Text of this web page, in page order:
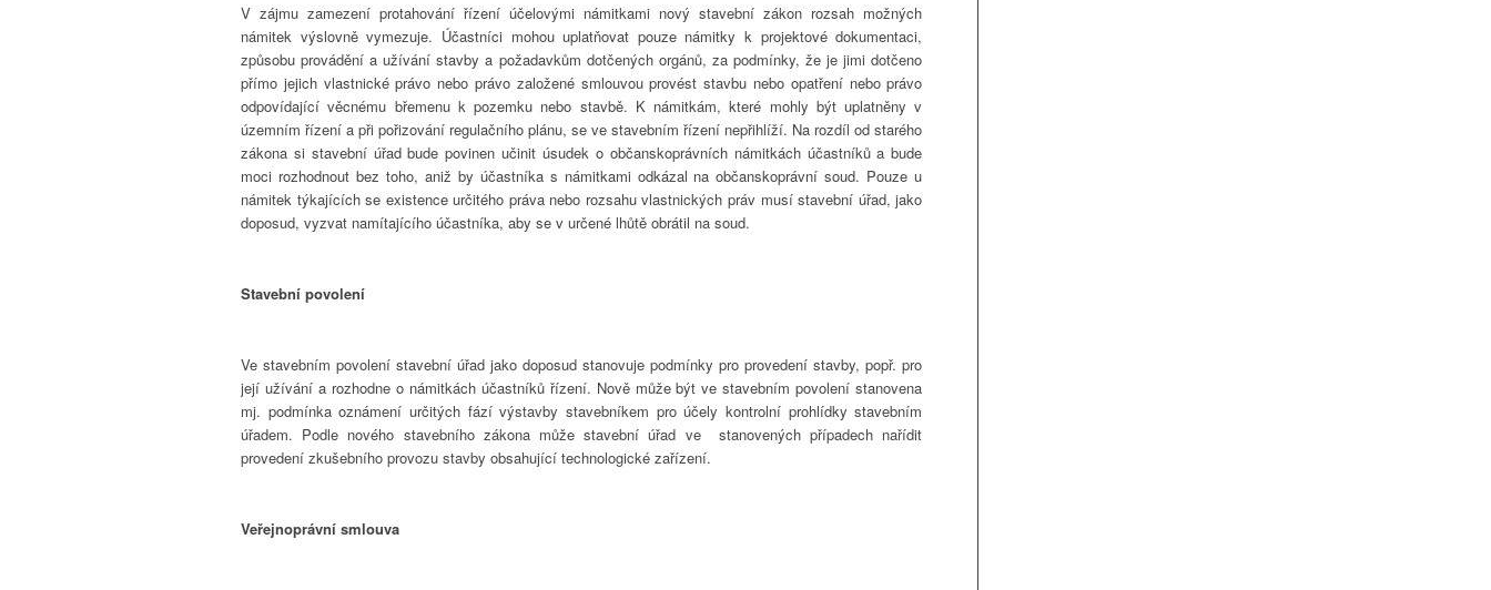
V zájmu zamezení protahování řízení účelovými námitkami nový stavební zákon rozsah možných
námitek výslovně vymezuje. Účastníci mohou uplatňovat pouze námitky k projektové dokumentaci,
způsobu provádění a užívání stavby a požadavkům dotčených orgánů, za podmínky, že je jimi dotčeno
přímo jejich vlastnické právo nebo právo založené smlouvou provést stavbu nebo opatření nebo právo
odpovídající věcnému břemenu k pozemku nebo stavbě. K námitkám, které mohly být uplatněny v
územním řízení a při pořizování regulačního plánu, se ve stavebním řízení nepřihlíží. Na rozdíl od starého
zákona si stavební úřad bude povinen učinit úsudek o občanskoprávních námitkách účastníků a bude
moci rozhodnout bez toho, aniž by účastníka s námitkami odkázal na občanskoprávní soud. Pouze u
námitek týkajících se existence určitého práva nebo rozsahu vlastnických práv musí stavební úřad, jako
doposud, vyzvat namítajícího účastníka, aby se v určené lhůtě obrátil na soud.
Stavební povolení
Ve stavebním povolení stavební úřad jako doposud stanovuje podmínky pro provedení stavby, popř. pro
její užívání a rozhodne o námitkách účastníků řízení. Nově může být ve stavebním povolení stanovena
mj. podmínka oznámení určitých fází výstavby stavebníkem pro účely kontrolní prohlídky stavebním
úřadem. Podle nového stavebního zákona může stavební úřad ve stanovených případech nařídit
provedení zkušebního provozu stavby obsahující technologické zařízení.
Veřejnoprávní smlouva